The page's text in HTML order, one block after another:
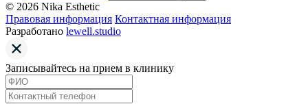
© 2026 Nika Esthetic
Правовая информация Контактная информация
Разработано lewell.studio
Записывайтесь на прием в клинику